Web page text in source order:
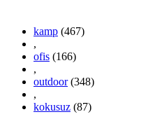
kamp (467)
,
ofis (166)
,
outdoor (348)
,
kokusuz (87)